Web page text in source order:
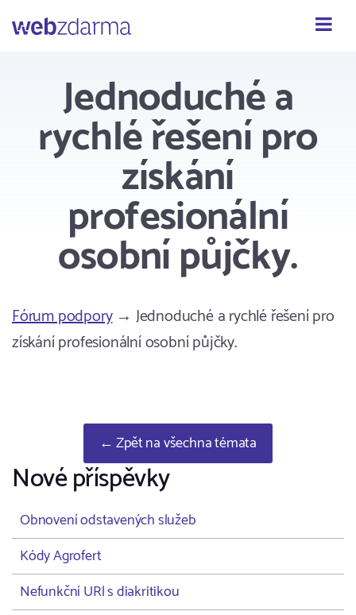
Webzdarma
Jednoduché a
rychlé řešení pro
získání
profesionální
osobní půjčky.
Fórum podpory→ Jednoduché a rychlé řešení pro
získání profesionální osobní půjčky.
← Zpět na všechna témata
Nové příspěvky
Obnovení odstavených služeb
Kódy Agrofert
Nefunkční URl s diakritikou